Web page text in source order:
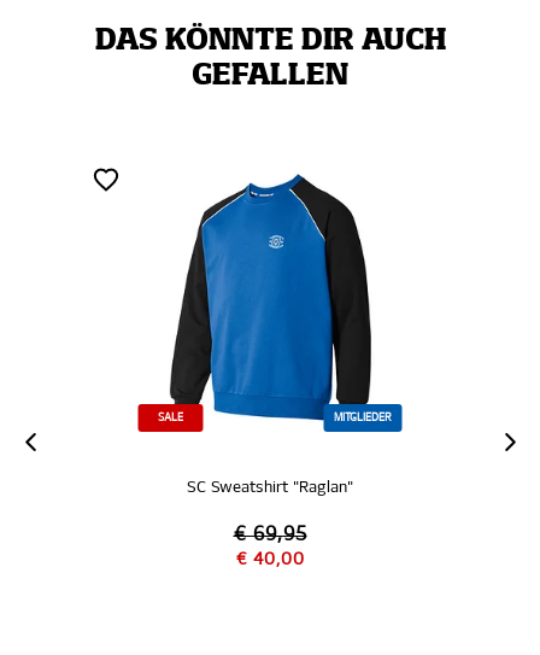
DAS KÖNNTE DIR AUCH
GEFALLEN
SALE MITGLIEDER
SC Sweatshirt "Raglan"
€ 69,95
€ 40,00